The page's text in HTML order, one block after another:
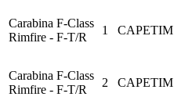
Carabina F-Class
Rimfire - F-T/R
1 CAPETIM
Carabina F-Class
Rimfire - F-T/R
2 CAPETIM